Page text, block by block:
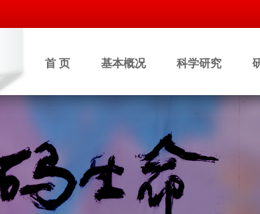
首 页 基本概况 科学研究